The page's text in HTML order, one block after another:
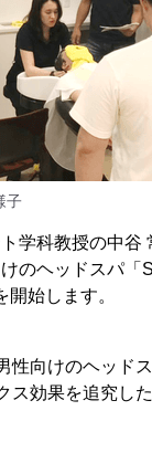
子
学科教授の中谷
のヘッドスパ「
始します。
性向けのヘッド
効果を追究した